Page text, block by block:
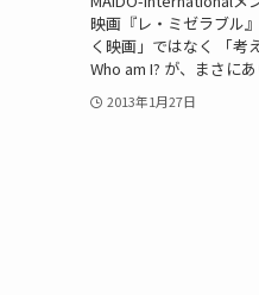
映画『レ・ミゼラブル
く映画」ではなく 「考
Who am I? が、まさに
2013年1月27日